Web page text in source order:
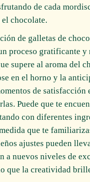
de cada
chocolate.
de galletas de
proceso gratificante y
supere al aroma del
en el horno y la
de satisfacción
Puede que te
con diferentes
que te
ajustes pueden
a nuevos niveles de
que la creatividad